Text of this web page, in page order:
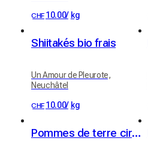
CHF 10.00/ kg
Shiitakés bio frais
Un Amour de Pleurote,
Neuchâtel
CHF 10.00/ kg
Pommes de terre cireuses (variété Erika)